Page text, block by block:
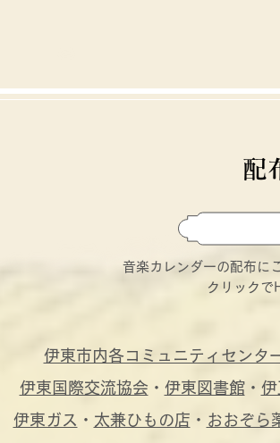
配
音楽カレンダーの配布に
クリックで
伊東市内各コミュニティセンタ
伊東国際交流協会 ・ 伊東図書館・ 伊
伊東ガス ・ 太兼ひもの店 ・ おおぞら